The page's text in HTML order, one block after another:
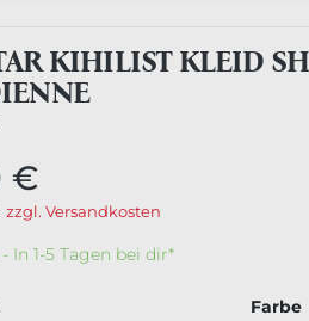
KIHILIST KLEID
€
zzgl. Versandkosten
In 1-5 Tagen bei dir*
Farbe